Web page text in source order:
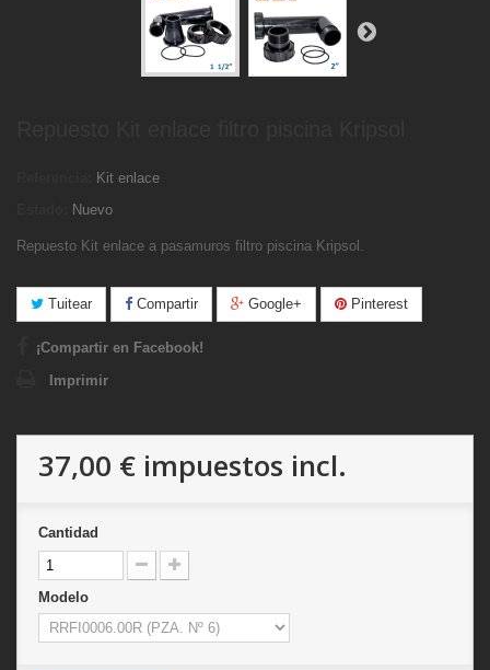
Kit enlace
Nuevo
Repuesto Kit enlace a pasamuros filtro piscina Kripsol.
Tuitear Compartir Google+ Pinterest
¡Compartir en Facebook!
Imprimir
37,00 € impuestos incl.
Cantidad
Modelo